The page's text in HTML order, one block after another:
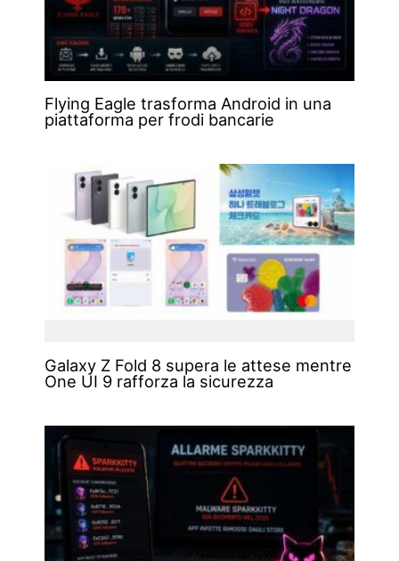
Flying Eagle trasforma Android in una
piattaforma per frodi bancarie
Galaxy Z Fold 8 supera le attese mentre
One UI 9 rafforza la sicurezza